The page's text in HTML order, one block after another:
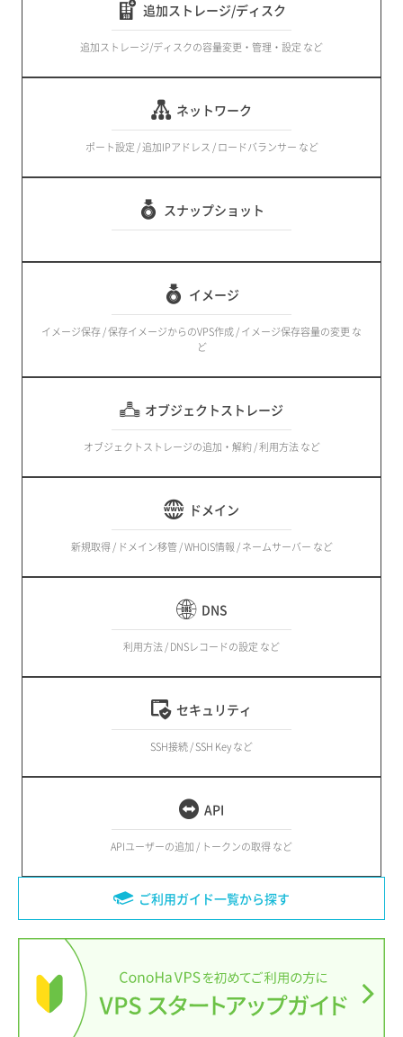
追加ストレージ/ディスク
追加ストレージ/ディスクの容量変更・管理・設定 など
ネットワーク
ポート設定 / 追加IPアドレス / ロードバランサー など
スナップショット
イメージ
イメージ保存 / 保存イメージからのVPS作成 / イメージ保存容量の変更 な
ど
オブジェクトストレージ
オブジェクトストレージの追加・解約 / 利用方法 など
ドメイン
新規取得 / ドメイン移管 / WHOIS情報 / ネームサーバー など
DNS
利用方法 / DNSレコードの設定 など
セキュリティ
SSH接続 / SSH Key など
API
APIユーザーの追加 / トークンの取得 など
ご利用ガイド一覧から探す